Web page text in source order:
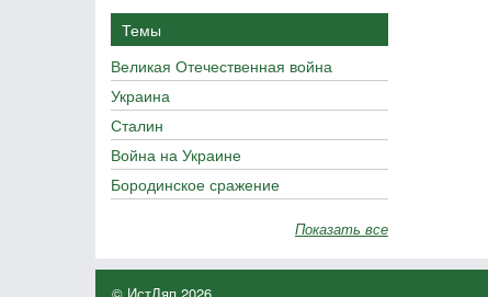
Темы
Великая Отечественная война
Украина
Сталин
Война на Украине
Бородинское сражение
Показать все